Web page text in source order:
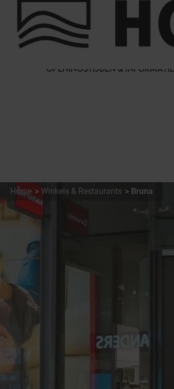
FAQ
HET WINKELCENTRUM
OPENINGSTIJDEN & INFORMATIE
Home Winkels & Restaurants Bruna